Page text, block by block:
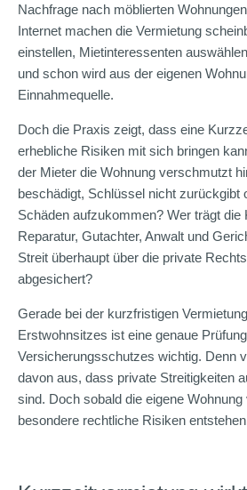
Nachfrage nach möblierten
Internet machen die Vermietung
einstellen, Mietinteressenten
und schon wird aus der eigenen
Einnahmequelle.
Doch die Praxis zeigt, dass eine
erhebliche Risiken mit sich bringen
der Mieter die Wohnung verschmutzt
beschädigt, Schlüssel nicht zurückgibt
Schäden aufzukommen? Wer trägt die
Reparatur, Gutachter, Anwalt und
Streit überhaupt über die private
abgesichert?
Gerade bei der kurzfristigen
Erstwohnsitzes ist eine genaue
Versicherungsschutzes wichtig. Denn
davon aus, dass private Streitigkeiten
sind. Doch sobald die eigene
besondere rechtliche Risiken